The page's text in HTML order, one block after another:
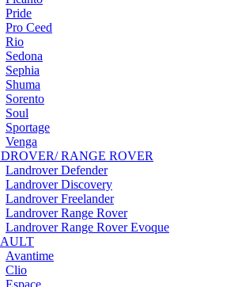
Pride
Pro Ceed
Rio
Sedona
Sephia
Shuma
Sorento
Soul
Sportage
Venga
RANGE ROVER
Landrover Defender
Landrover Discovery
Landrover Freelander
Landrover Range Rover
Landrover Range Rover Evoque
Avantime
Clio
Espace